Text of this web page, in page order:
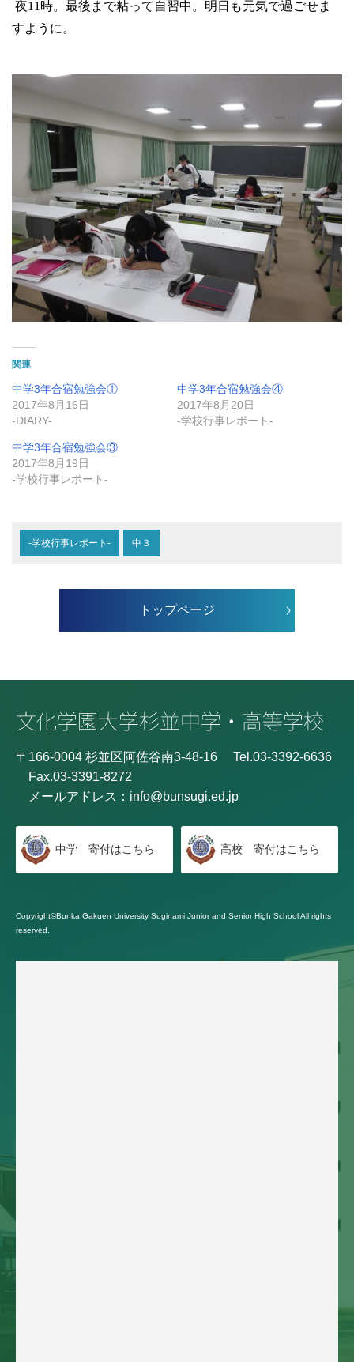
夜11 時。最後まで粘って自習中。明日も元気で過ごせま
すように。
関連
中学3年合宿勉強会①
2017年8月16日
-DIARY-
中学3年合宿勉強会④
2017年8月20日
-学校行事レポート-
中学3年合宿勉強会③
2017年8月19日
-学校行事レポート-
-学校行事レポート- 中３
トップページ
〒166-0004 杉並区阿佐谷南3-48-16
Tel.03-3392-6636
Fax.03-3391-8272
メールアドレス： info@bunsugi.ed.jp
中学 寄付はこちら 高校 寄付はこちら
Copyright©Bunka Gakuen University Suginami Junior and Senior High School All rights
reserved.